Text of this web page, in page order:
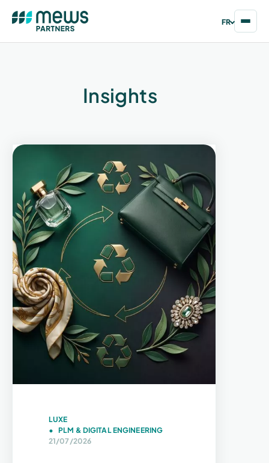
FR
Insights
LUXE
PLM & DIGITAL ENGINEERING
21/07/2026